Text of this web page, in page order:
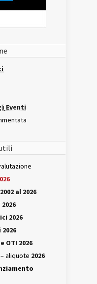
Eventi
al 2026
2026
OTI 2026
– aliquote 2026